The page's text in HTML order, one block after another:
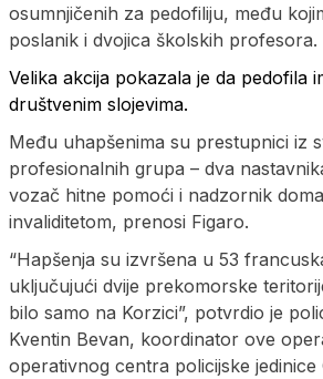
osumnjičenih za pedofiliju, među
poslanik i dvojica školskih profesora.
Velika akcija pokazala je da pedofila
društvenim slojevima.
Među uhapšenima su prestupnici iz
profesionalnih grupa – dva
vozač hitne pomoći i nadzornik
invaliditetom, prenosi Figaro.
“Hapšenja su izvršena u 53
uključujući dvije prekomorske
bilo samo na Korzici”, potvrdio je
Kventin Bevan, koordinator ove
operativnog centra policijske